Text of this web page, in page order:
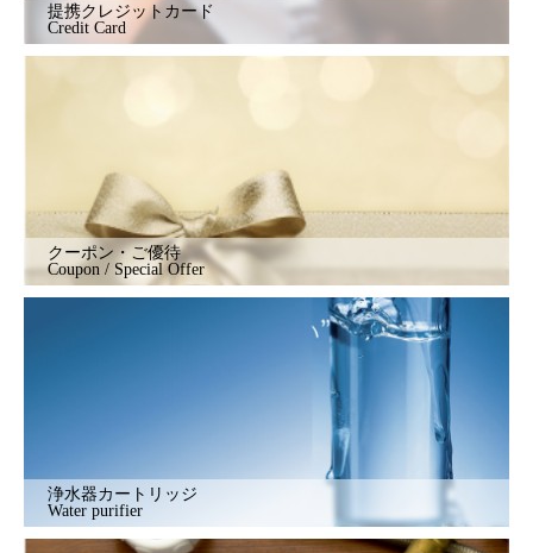
提携クレジットカード
Credit Card
クーポン・ご優待
Coupon / Special Offer
浄水器カートリッジ
Water purifier